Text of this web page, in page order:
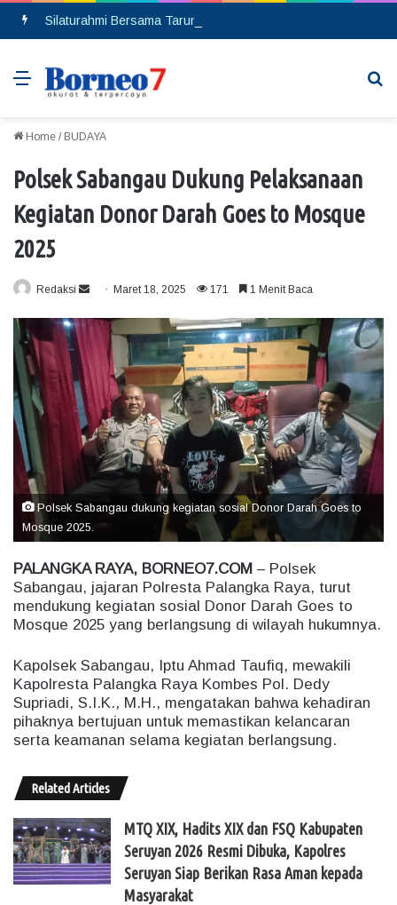
Menu
Home / BUDAYA
Polsek Sabangau Dukung Pelaksanaan
Kegiatan Donor Darah Goes to Mosque
2025
Redaksi
a
n
e
m
i
l
Maret 18, 2025 171 1 Menit Baca
Polsek Sabangau dukung kegiatan sosial Donor Darah Goes to
Mosque 2025.
PALANGKA RAYA, BORNEO7.COM – Polsek
Sabangau, jajaran Polresta Palangka Raya, turut
mendukung kegiatan sosial Donor Darah Goes to
Mosque 2025 yang berlangsung di wilayah hukumnya.
Kapolsek Sabangau, Iptu Ahmad Taufiq, mewakili
Kapolresta Palangka Raya Kombes Pol. Dedy
Supriadi, S.I.K., M.H., mengatakan bahwa kehadiran
pihaknya bertujuan untuk memastikan kelancaran
serta keamanan selama kegiatan berlangsung.
Related Articles
MTQ XIX, Hadits XIX dan FSQ Kabupaten
Seruyan 2026 Resmi Dibuka, Kapolres
Seruyan Siap Berikan Rasa Aman kepada
Masyarakat